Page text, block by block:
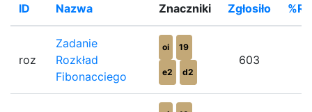
ID Nazwa Znaczniki Zgłosiło
roz
Zadanie
Rozkład
Fibonacciego
oi 19
e2 d2
603